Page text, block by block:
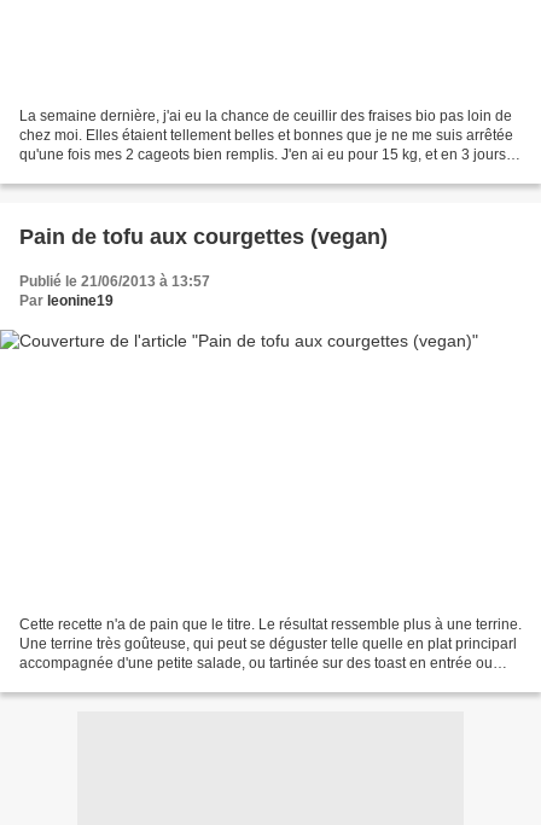
La semaine dernière, j'ai eu la chance de ceuillir des fraises bio pas loin de
chez moi. Elles étaient tellement belles et bonnes que je ne me suis arrêtée
qu'une fois mes 2 cageots bien remplis. J'en ai eu pour 15 kg, et en 3 jours il
Pain de tofu aux courgettes (vegan)
Publié le 21/06/2013 à 13:57
Par leonine19
Cette recette n'a de pain que le titre. Le résultat ressemble plus à une terrine.
Une terrine très goûteuse, qui peut se déguster telle quelle en plat principarl
accompagnée d'une petite salade, ou tartinée sur des toast en entrée ou